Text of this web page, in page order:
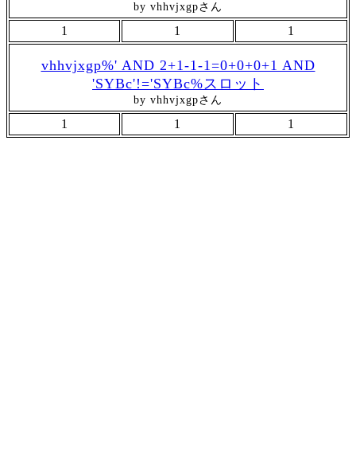
by vhhvjxgpさん
1 1 1
vhhvjxgp%' AND 2+1-1-1=0+0+0+1 AND
'SYBc'!='SYBc%スロット
by vhhvjxgpさん
1 1 1